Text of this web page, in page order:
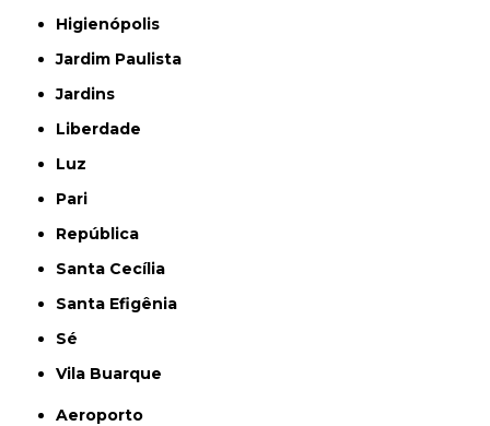
Higienópolis
Jardim Paulista
Jardins
Liberdade
Luz
Pari
República
Santa Cecília
Santa Efigênia
Sé
Vila Buarque
Aeroporto